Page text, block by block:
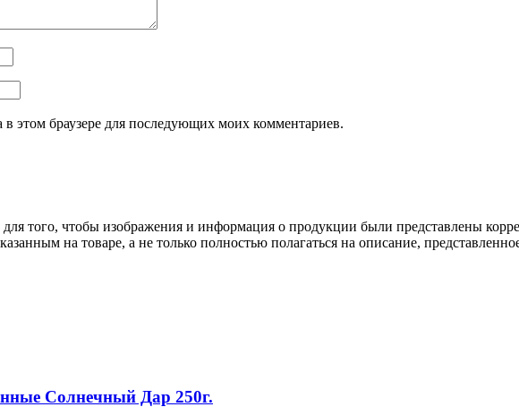
этом браузере для последующих моих комментариев.
того, чтобы изображения и информация о продукции были представлены
на товаре, а не только полностью полагаться на описание,
Солнечный Дар 250г.